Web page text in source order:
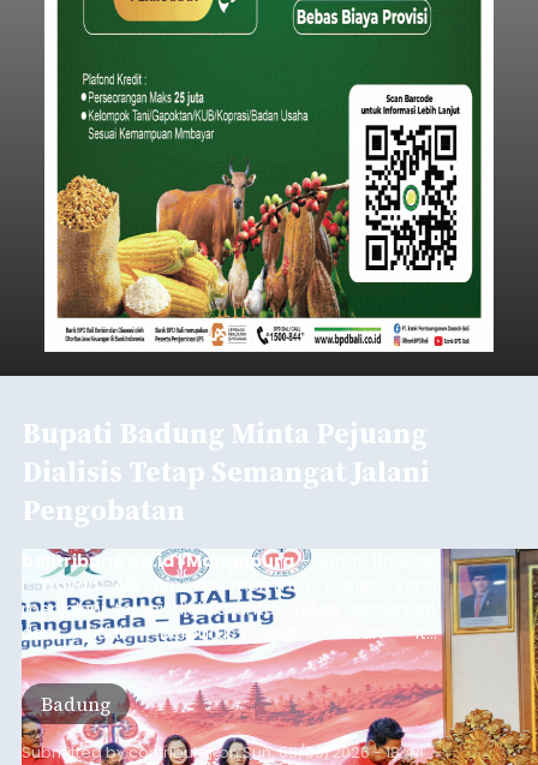
Bupati Badung Minta Pejuang
Dialisis Tetap Semangat Jalani
Pengobatan
balitribune.co.id | Mangupura- Bupati Badung
I Wayan Adi Arnawa meminta pasien yang
menjalani terapi dialisis untuk tetap semangat
dan tidak berputus asa. Pesan itu
disampaikannya saat menghadiri Sarasehan
Pejuang Dialisis yang digelar RSD Mangusada di
Ruang Kertha Gosana, Puspem Badung, Minggu
(9/8/2026).
Badung
Submitted bycontributoronSun, 08/09/2026 - 18:44